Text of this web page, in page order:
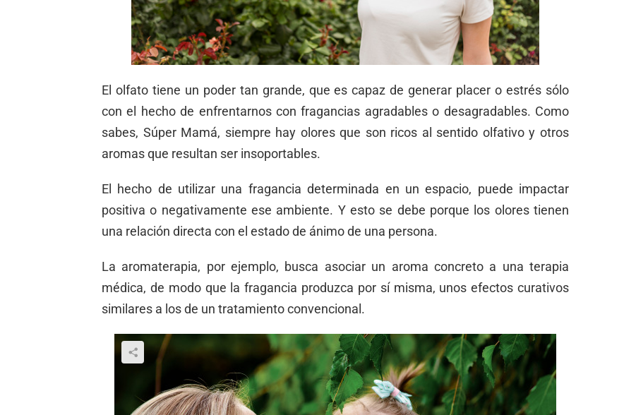
El olfato tiene un poder tan grande, que es capaz de generar placer o estrés sólo
con el hecho de enfrentarnos con fragancias agradables o desagradables. Como
sabes, Súper Mamá, siempre hay olores que son ricos al sentido olfativo y otros
aromas que resultan ser insoportables.
El hecho de utilizar una fragancia determinada en un espacio, puede impactar
positiva o negativamente ese ambiente. Y esto se debe porque los olores tienen
una relación directa con el estado de ánimo de una persona.
La aromaterapia, por ejemplo, busca asociar un aroma concreto a una terapia
médica, de modo que la fragancia produzca por sí misma, unos efectos curativos
similares a los de un tratamiento convencional.